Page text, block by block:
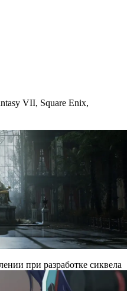
VII, Square Enix,
при разработке сиквела